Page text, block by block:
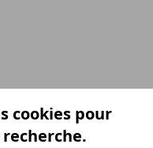
cookies pour